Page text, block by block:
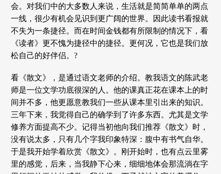
会。对我们中的大多数人来说，生活就是简简单单的两点
一线，很少有机会见识到更广阔的世界。因此读书看报就
不失为一条捷径。而在时间金钱都有所限制的情况下，看
《读者》更不愧为捷径中的捷径。更何况，它也是我们放
松自己的好伴侣。?
看《散文》，是通过语文老师的介绍。教我语文的陈武老
师是一位文学功底很深的人。他的课真正花在课本上的时
间并不多，他更愿意教我们一些从课本里引出来的知识。
三年下来，我觉得自己的确学到了许多东西。尤其是文学
修养方面提高不少。记得当初他向我们推荐《散文》时，
没有说太多，只有几个字我印象特深：腹中有书气自华。
于是我开始学着欣赏《散文》。刚开始时，也有点云里雾
里的感觉，后来，当我静下心来，细细地体会那流淌在字